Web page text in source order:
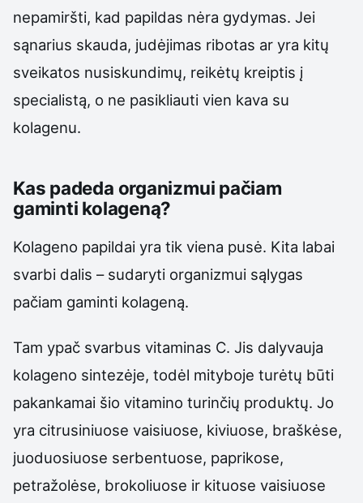
nepamiršti, kad papildas nėra gydymas. Jei
sąnarius skauda, judėjimas ribotas ar yra kitų
sveikatos nusiskundimų, reikėtų kreiptis į
specialistą, o ne pasikliauti vien kava su
kolagenu.
Kas padeda organizmui pačiam
gaminti kolageną?
Kolageno papildai yra tik viena pusė. Kita labai
svarbi dalis – sudaryti organizmui sąlygas
pačiam gaminti kolageną.
Tam ypač svarbus vitaminas C. Jis dalyvauja
kolageno sintezėje, todėl mityboje turėtų būti
pakankamai šio vitamino turinčių produktų. Jo
yra citrusiniuose vaisiuose, kiviuose, braškėse,
juoduosiuose serbentuose, paprikose,
petražolėse, brokoliuose ir kituose vaisiuose